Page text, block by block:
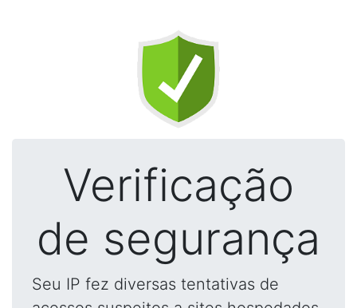
Verificação
de segurança
Seu IP fez diversas tentativas de